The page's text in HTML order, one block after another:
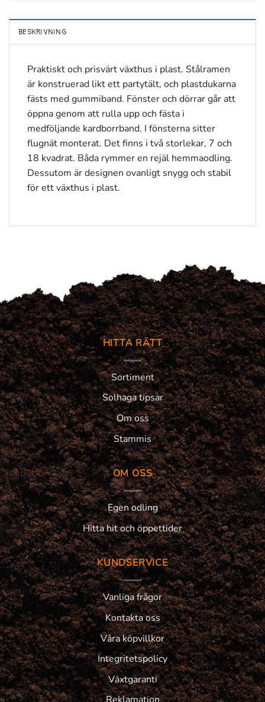
BESKRIVNING
Praktiskt och prisvärt växthus i plast. Stålramen
är konstruerad likt ett partytält, och plastdukarna
fästs med gummiband. Fönster och dörrar går att
öppna genom att rulla upp och fästa i
medföljande kardborrband. I fönsterna sitter
flugnät monterat. Det finns i två storlekar, 7 och
18 kvadrat. Båda rymmer en rejäl hemmaodling.
Dessutom är designen ovanligt snygg och stabil
för ett växthus i plast.
HITTA RÄTT
Sortiment
Solhaga tipsar
Om oss
Stammis
OM OSS
Egen odling
Hitta hit och öppettider
KUNDSERVICE
Vanliga frågor
Kontakta oss
Våra köpvillkor
Integritetspolicy
Växtgaranti